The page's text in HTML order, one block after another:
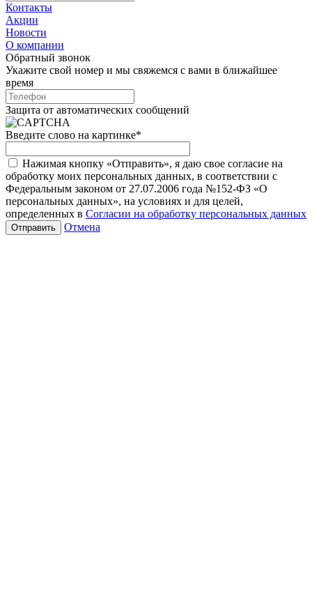
Контакты
Акции
Новости
О компании
Обратный звонок
Укажите свой номер и мы свяжемся с вами в ближайшее
время
Защита от автоматических сообщений
Введите слово на картинке*
Нажимая кнопку «Отправить», я даю свое согласие на
обработку моих персональных данных, в соответствии с
Федеральным законом от 27.07.2006 года №152-ФЗ «О
персональных данных», на условиях и для целей,
определенных в Согласии на обработку персональных данных
Отмена